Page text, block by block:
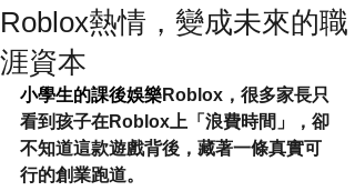
Roblox熱情，變成未來的職
涯資本
小學生的課後娛樂Roblox，很多家長只
看到孩子在Roblox上「浪費時間」，卻
不知道這款遊戲背後，藏著一條真實可
行的創業跑道。